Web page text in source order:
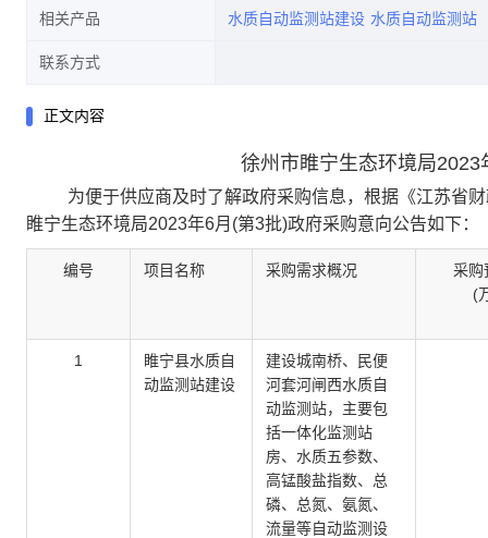
相关产品 水质自动监测站建设 水质自动监测站
联系方式
正文内容
徐州市睢宁生态环境局
为便于供应商及时了解政府采购信息，根据《江苏省
睢宁生态环境局2023年6月(第3批)政府采购意向公告如下：
编号 项目名称 采购需求概况
采购
(
1
睢宁县水质自
动监测站建设
建设城南桥、民便
河套河闸西水质自
动监测站，主要包
括一体化监测站
房、水质五参数、
高锰酸盐指数、总
磷、总氮、氨氮、
流量等自动监测设